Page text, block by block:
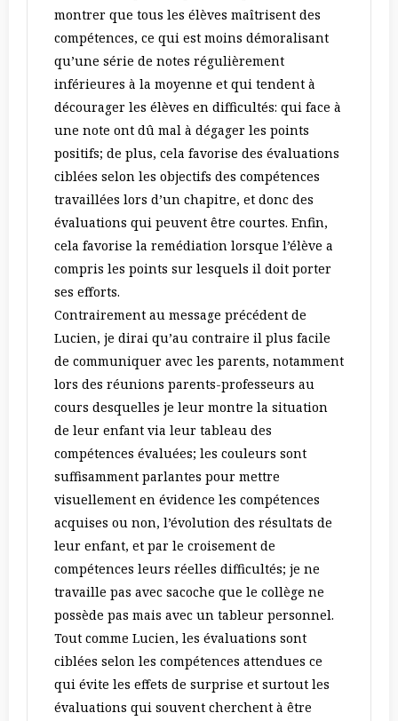
montrer que tous les élèves maîtrisent des
compétences, ce qui est moins démoralisant
qu’une série de notes régulièrement
inférieures à la moyenne et qui tendent à
décourager les élèves en difficultés: qui face à
une note ont dû mal à dégager les points
positifs; de plus, cela favorise des évaluations
ciblées selon les objectifs des compétences
travaillées lors d’un chapitre, et donc des
évaluations qui peuvent être courtes. Enfin,
cela favorise la remédiation lorsque l’élève a
compris les points sur lesquels il doit porter
ses efforts.
Contrairement au message précédent de
Lucien, je dirai qu’au contraire il plus facile
de communiquer avec les parents, notamment
lors des réunions parents-professeurs au
cours desquelles je leur montre la situation
de leur enfant via leur tableau des
compétences évaluées; les couleurs sont
suffisamment parlantes pour mettre
visuellement en évidence les compétences
acquises ou non, l’évolution des résultats de
leur enfant, et par le croisement de
compétences leurs réelles difficultés; je ne
travaille pas avec sacoche que le collège ne
possède pas mais avec un tableur personnel.
Tout comme Lucien, les évaluations sont
ciblées selon les compétences attendues ce
qui évite les effets de surprise et surtout les
évaluations qui souvent cherchent à être